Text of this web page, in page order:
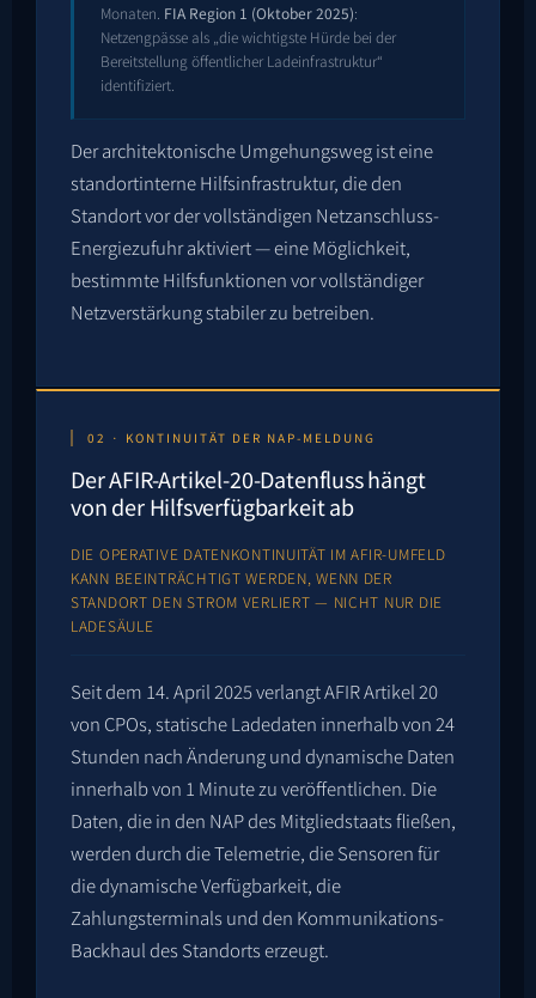
Monaten. FIA Region 1 (Oktober 2025):
Netzengpässe als „die wichtigste Hürde bei der
Bereitstellung öffentlicher Ladeinfrastruktur“
identifiziert.
Der architektonische Umgehungsweg ist eine
standortinterne Hilfsinfrastruktur, die den
Standort vor der vollständigen Netzanschluss-
Energiezufuhr aktiviert — eine Möglichkeit,
bestimmte Hilfsfunktionen vor vollständiger
Netzverstärkung stabiler zu betreiben.
02 · KONTINUITÄT DER NAP-MELDUNG
Der AFIR-Artikel-20-Datenfluss hängt
von der Hilfsverfügbarkeit ab
DIE OPERATIVE DATENKONTINUITÄT IM AFIR-UMFELD
KANN BEEINTRÄCHTIGT WERDEN, WENN DER
STANDORT DEN STROM VERLIERT — NICHT NUR DIE
LADESÄULE
Seit dem 14. April 2025 verlangt AFIR Artikel 20
von CPOs, statische Ladedaten innerhalb von 24
Stunden nach Änderung und dynamische Daten
innerhalb von 1 Minute zu veröffentlichen. Die
Daten, die in den NAP des Mitgliedstaats fließen,
werden durch die Telemetrie, die Sensoren für
die dynamische Verfügbarkeit, die
Zahlungsterminals und den Kommunikations-
Backhaul des Standorts erzeugt.